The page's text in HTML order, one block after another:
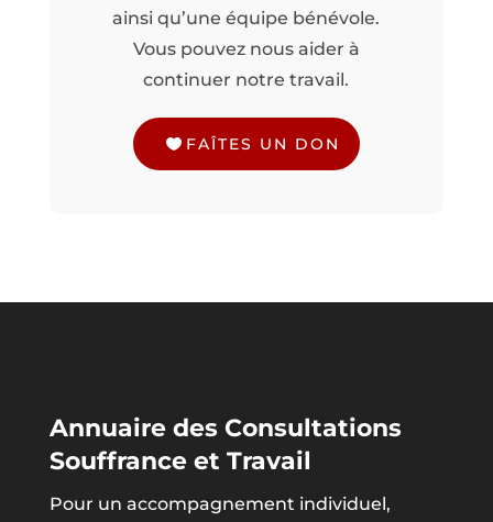
ainsi qu’une équipe bénévole.
Vous pouvez nous aider à
continuer notre travail.
FAÎTES UN DON
Annuaire des Consultations
Souffrance et Travail
Pour un accompagnement individuel,